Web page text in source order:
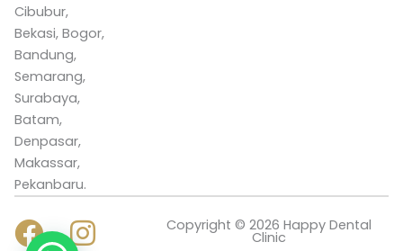
Cibubur,
Bekasi, Bogor,
Bandung,
Semarang,
Surabaya,
Batam,
Denpasar,
Makassar,
Pekanbaru.
Copyright © 2026 Happy Dental
Clinic
F I
Y